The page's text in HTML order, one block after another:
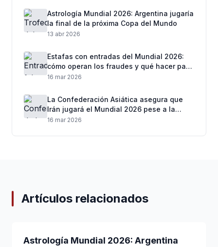
Astrología Mundial 2026: Argentina jugaría
la final de la próxima Copa del Mundo
13 abr 2026
Estafas con entradas del Mundial 2026:
cómo operan los fraudes y qué hacer para
no perder dinero
16 mar 2026
La Confederación Asiática asegura que
Irán jugará el Mundial 2026 pese a la
tensión internacional
16 mar 2026
Artículos relacionados
Astrología Mundial 2026: Argentina